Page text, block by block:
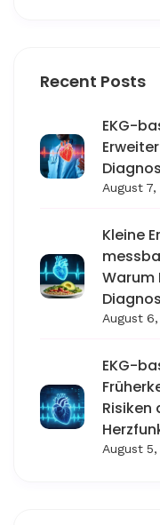
Recent Posts
EKG-
August
Kleine
Warum
August
EKG-
August